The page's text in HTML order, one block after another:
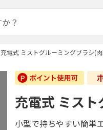
充電式 ミストグルーミングブラシ(
充電式 ミス
小型で持ちやすい簡単